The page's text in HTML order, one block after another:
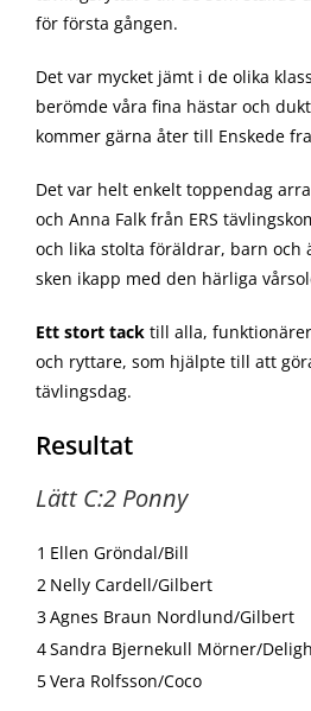
för första gången.
Det var mycket jämt i de olika
berömde våra fina hästar och
kommer gärna åter till Enskede
Det var helt enkelt toppendag
och Anna Falk från ERS
och lika stolta föräldrar, barn och
sken ikapp med den härliga
Ett stort tack till alla,
och ryttare, som hjälpte till att
tävlingsdag.
Resultat
Lätt C:2 Ponny
1 Ellen Gröndal/Bill
2 Nelly Cardell/Gilbert
3Agnes Braun Nordlund/Gilbert
4Sandra Bjernekull Mörner/
5Vera Rolfsson/Coco